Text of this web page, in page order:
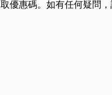
優惠碼。如有任何疑問